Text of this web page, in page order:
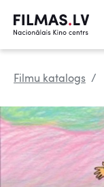
Filmu katalogs